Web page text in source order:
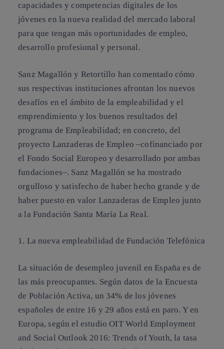
capacidades y competencias digitales de los
jóvenes en la nueva realidad del mercado laboral
para que tengan más oportunidades de empleo,
desarrollo profesional y personal.
Sanz Magallón y Retortillo han comentado cómo
sus respectivas instituciones afrontan los nuevos
desafíos en el ámbito de la empleabilidad y el
emprendimiento y los buenos resultados del
programa de Empleabilidad; en concreto, del
proyecto Lanzaderas de Empleo –cofinanciado por
el Fondo Social Europeo y desarrollado por ambas
fundaciones–. Sanz Magallón se ha mostrado
orgulloso y satisfecho de haber hecho grande y de
haber puesto en valor Lanzaderas de Empleo junto
a la Fundación Santa María La Real.
1. La nueva empleabilidad de Fundación Telefónica
La situación de desempleo juvenil en España es de
las más preocupantes. Según datos de la Encuesta
de Población Activa, un 34% de los jóvenes
españoles de entre 16 y 29 años está en paro. Y en
Europa, según el estudio OIT World Employment
and Social Outlook 2016: Trends of Youth,la tasa